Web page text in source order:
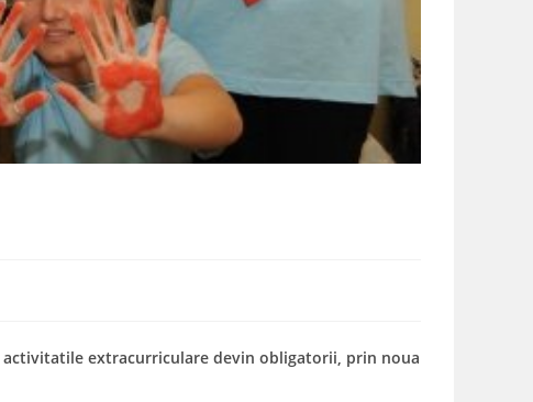
extracurriculare devin obligatorii, prin noua